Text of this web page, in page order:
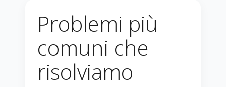
Problemi più
comuni che
risolviamo